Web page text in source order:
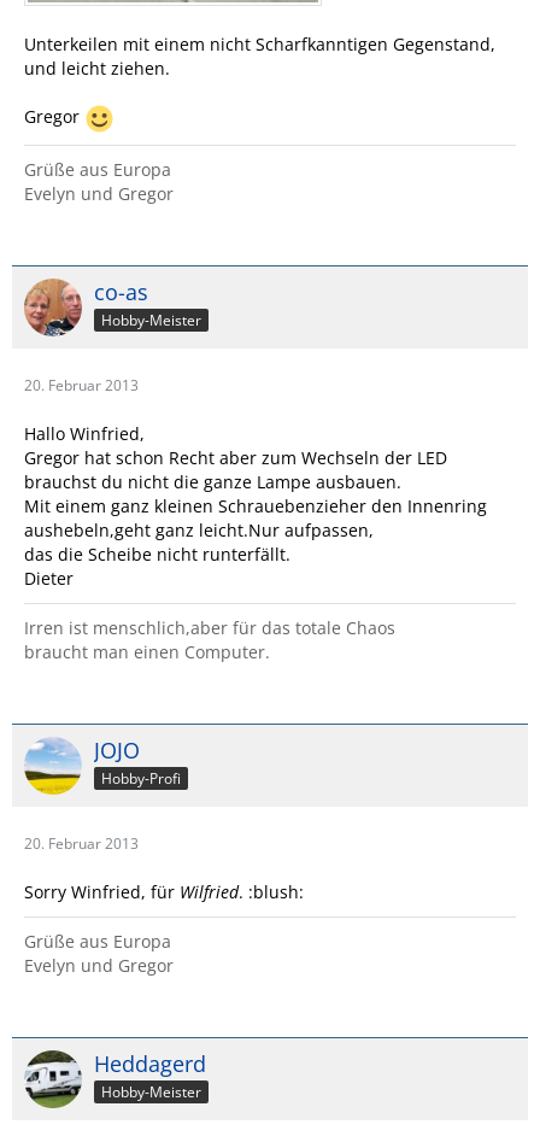
Unterkeilen mit einem nicht Scharfkanntigen Gegenstand,
und leicht ziehen.
Gregor
Grüße aus Europa
Evelyn und Gregor
co-as
Hobby-Meister
20. Februar 2013
Hallo Winfried,
Gregor hat schon Recht aber zum Wechseln der LED
brauchst du nicht die ganze Lampe ausbauen.
Mit einem ganz kleinen Schrauebenzieher den Innenring
aushebeln,geht ganz leicht.Nur aufpassen,
das die Scheibe nicht runterfällt.
Dieter
Irren ist menschlich,aber für das totale Chaos
braucht man einen Computer.
JOJO
Hobby-Profi
20. Februar 2013
Sorry Winfried, für Wilfried. :blush:
Grüße aus Europa
Evelyn und Gregor
Heddagerd
Hobby-Meister